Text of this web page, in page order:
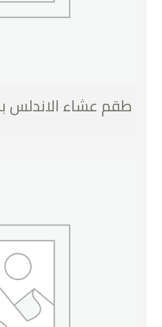
طقم عشاء الاندلس